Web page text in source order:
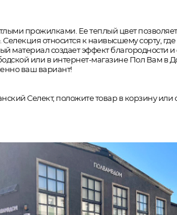
прожилками. Ее теплый цвет
относится к наивысшему сорту,
материал создает эффект благородности
или в интернет-магазине Пол Вам в
ваш вариант!
Селект, положите товар в корзину